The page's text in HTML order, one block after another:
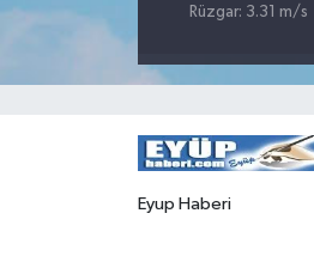
Rüzgar: 3.31 m/s
Eyup Haberi